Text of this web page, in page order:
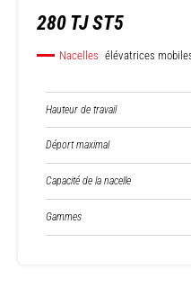
280 TJ ST5
Nacelles élévatrices
Hauteur de travail
Déport maximal
Capacité de la nacelle
Gammes